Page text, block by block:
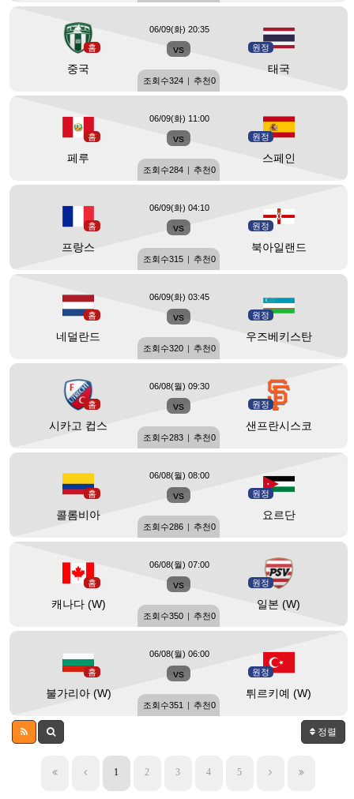
홈
중국
vs 원정
태국
06/09(화) 20:35
조회수324 | 추천0
홈
페루
vs 원정
스페인
06/09(화) 11:00
조회수284 | 추천0
홈
프랑스
vs 원정
북아일랜드
06/09(화) 04:10
조회수315 | 추천0
홈
네덜란드
vs 원정
우즈베키스탄
06/09(화) 03:45
조회수320 | 추천0
홈
시카고 컵스
vs 원정
샌프란시스코
06/08(월) 09:30
조회수283 | 추천0
홈
콜롬비아
vs 원정
요르단
06/08(월) 08:00
조회수286 | 추천0
홈
캐나다 (W)
vs 원정
일본 (W)
06/08(월) 07:00
조회수350 | 추천0
홈
불가리아 (W)
vs 원정
튀르키예 (W)
06/08(월) 06:00
조회수351 | 추천0
정렬
1 2 3 4 5